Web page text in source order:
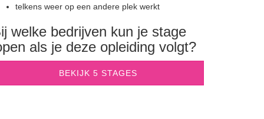
telkens weer op een andere plek werkt
welke bedrijven kun je stage
als je deze opleiding volgt?
BEKIJK 5 STAGES